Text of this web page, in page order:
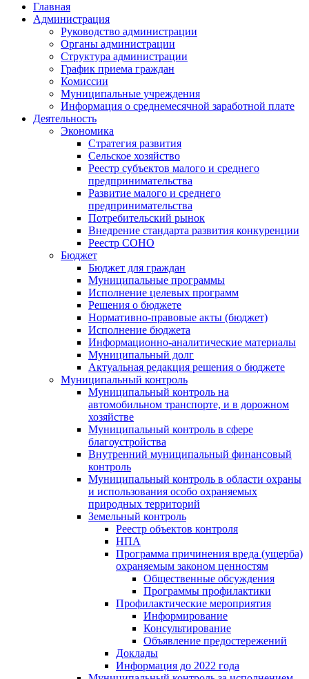
Главная
Администрация
Руководство администрации
Органы администрации
Структура администрации
График приема граждан
Комиссии
Муниципальные учреждения
Информация о среднемесячной заработной плате
Деятельность
Экономика
Стратегия развития
Сельское хозяйство
Реестр субъектов малого и среднего
предпринимательства
Развитие малого и среднего
предпринимательства
Потребительский рынок
Внедрение стандарта развития конкуренции
Реестр СОНО
Бюджет
Бюджет для граждан
Муниципальные программы
Исполнение целевых программ
Решения о бюджете
Нормативно-правовые акты (бюджет)
Исполнение бюджета
Информационно-аналитические материалы
Муниципальный долг
Актуальная редакция решения о бюджете
Муниципальный контроль
Муниципальный контроль на
автомобильном транспорте, и в дорожном
хозяйстве
Муниципальный контроль в сфере
благоустройства
Внутренний муниципальный финансовый
контроль
Муниципальный контроль в области охраны
и использования особо охраняемых
природных территорий
Земельный контроль
Реестр объектов контроля
НПА
Программа причинения вреда (ущерба)
охраняемым законом ценностям
Общественные обсуждения
Программы профилактики
Профилактические мероприятия
Информирование
Консультирование
Объявление предостережений
Доклады
Информация до 2022 года